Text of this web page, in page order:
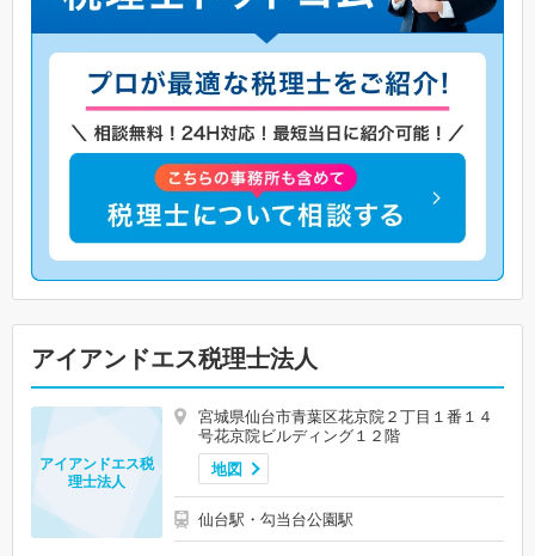
アイアンドエス税理士法人
宮城県仙台市青葉区花京院２丁目１番１４
号花京院ビルディング１２階
地図
仙台駅・勾当台公園駅
アイアンドエス税
理士法人